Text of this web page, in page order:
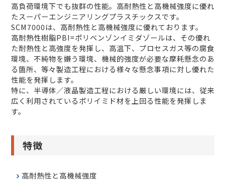
高負荷環境下でも抜群の性能。高耐熱性と高機械強度に優れ
たスーパーエンジニアリングプラスチックスです。
SCM7000は、高耐熱性と高機械強度に優れております。
⾼耐熱性樹脂PBI=ポリベンゾンイミダゾールは、その優れ
た耐熱性と⾼強度を発揮し、⾼温下、プロセスガス等の腐⾷
環境、不純物を嫌う環境、機械的強度が必要な摩耗懸念のあ
る箇所、等々製造⼯程における様々な懸念事項に対し優れた
性能を発揮します。
特に、半導体／液晶製造⼯程における厳しい環境には、従来
広く利⽤されているポリイミド材を上回る性能を発揮しま
す。
特徴
高耐熱性と高機械強度